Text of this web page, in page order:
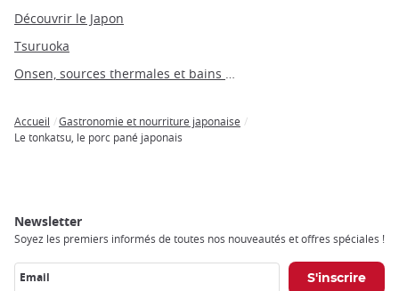
Découvrir le Japon
Tsuruoka
Breadcrumb
Accueil
Gastronomie et nourriture japonaise
Le tonkatsu, le porc pané japonais
Newsletter
Soyez les premiers informés de toutes nos nouveautés et offres spéciales !
Email